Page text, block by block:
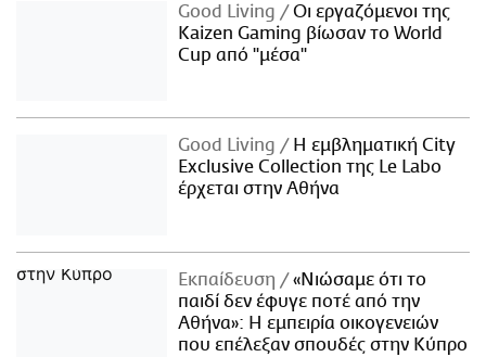
Good Living
Οι εργαζόμενοι της
Kaizen Gaming βίωσαν το World
Cup από "μέσα"
Good Living
Η εμβληματική City
Exclusive Collection της Le Labo
έρχεται στην Αθήνα
Εκπαίδευση
«Νιώσαμε ότι το
παιδί δεν έφυγε ποτέ από την
Αθήνα»: Η εμπειρία οικογενειών
που επέλεξαν σπουδές στην Κύπρο